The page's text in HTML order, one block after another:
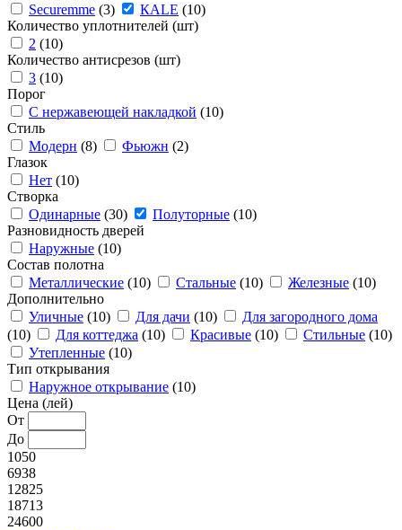
Securemme (3) КАLЕ (10)
Количество уплотнителей (шт)
2 (10)
Количество антисрезов (шт)
3 (10)
Порог
С нержавеющей накладкой (10)
Стиль
Модерн (8) Фьюжн (2)
Глазок
Нет (10)
Створка
Одинарные (30) Полуторные (10)
Разновидность дверей
Наружные (10)
Состав полотна
Металлические (10) Стальные (10) Железные (10)
Дополнительно
Уличные (10) Для дачи (10)
Для загородного дома
(10)
Для коттеджа (10) Красивые (10) Стильные (10)
Утепленные (10)
Тип открывания
Наружное открывание (10)
Цена (лей)
От
До
1050
6938
12825
18713
24600